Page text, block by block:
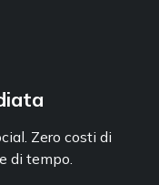
Zero costi di
di tempo.